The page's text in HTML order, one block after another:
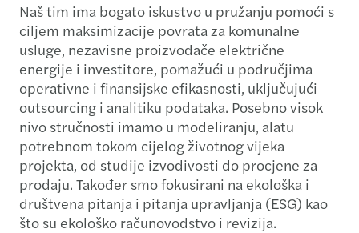
Naš tim ima bogato iskustvo u pružanju pomoći s
ciljem maksimizacije povrata za komunalne
usluge, nezavisne proizvođače električne
energije i investitore, pomažući u područjima
operativne i finansijske efikasnosti, uključujući
outsourcing i analitiku podataka. Posebno visok
nivo stručnosti imamo u modeliranju, alatu
potrebnom tokom cijelog životnog vijeka
projekta, od studije izvodivosti do procjene za
prodaju. Također smo fokusirani na ekološka i
društvena pitanja i pitanja upravljanja (ESG) kao
što su ekološko računovodstvo i revizija.